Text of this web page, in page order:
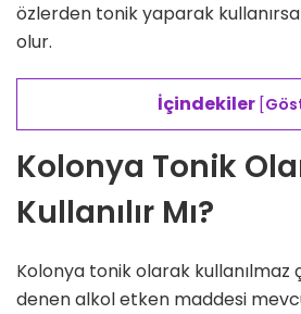
özlerden tonik yaparak
olur.
İçindekiler [
Kolonya Tonik
Kullanılır Mı?
Kolonya tonik olarak kullanılmaz
denen alkol etken maddesi